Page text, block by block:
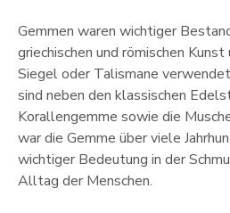
Gemmen waren wichtiger
griechischen und römischen
Siegel oder Talismane
sind neben den klassischen
Korallengemme sowie die
war die Gemme über viele
wichtiger Bedeutung in der
Alltag der Menschen.